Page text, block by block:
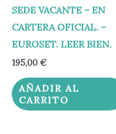
SEDE VACANTE – EN
CARTERA OFICIAL. –
EUROSET. LEER BIEN.
195,00 €
AÑADIR AL
CARRITO